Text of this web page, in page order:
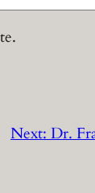
Next:Dr.